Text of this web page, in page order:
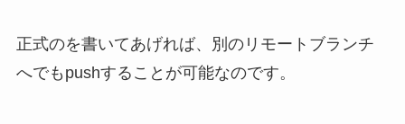
正式のを書いてあげれば、別のリモートブランチ
へでもpushすることが可能なのです。